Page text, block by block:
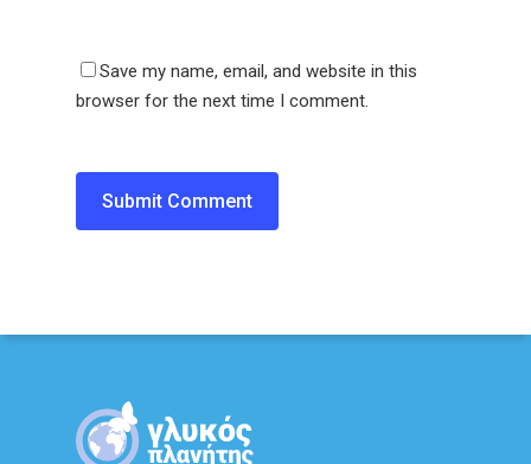
Save my name, email, and website in this
browser for the next time I comment.